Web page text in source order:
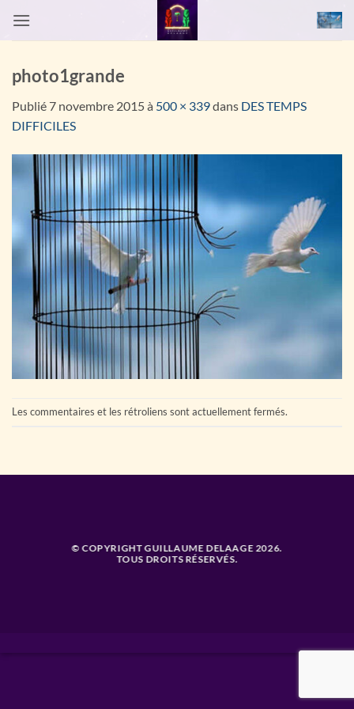
photo1grande
Publié 7 novembre 2015à 500 × 339dans DES TEMPS
DIFFICILES
Les commentaires et les rétroliens sont actuellement fermés.
© COPYRIGHT GUILLAUME DELAAGE 2026.
TOUS DROITS RÉSERVÉS.